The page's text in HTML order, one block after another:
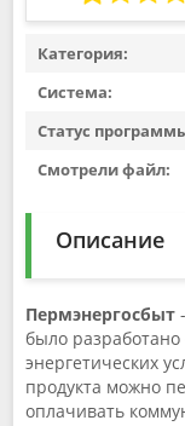
Категория:
Система:
Статус
Смотрели файл:
Описание
Пермэнергосбыт
было
энергетических
продукта можно
оплачивать